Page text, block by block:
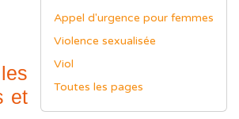
Appel d'urgence pour femmes
Violence sexualisée
Viol
Toutes les pages
et